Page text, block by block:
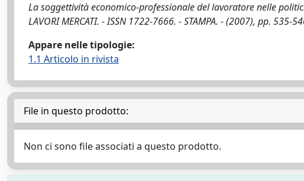
La soggettività economico-professionale del lavoratore nelle
LAVORI MERCATI. - ISSN 1722-7666. - STAMPA. - (2007), pp. 535-
Appare nelle tipologie:
1.1 Articolo in rivista
File in questo prodotto:
Non ci sono file associati a questo prodotto.